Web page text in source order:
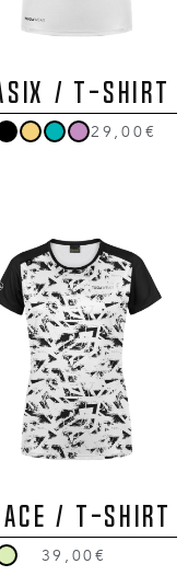
/ T-Shirt
29,00€
/ T-Shirt
39,00€